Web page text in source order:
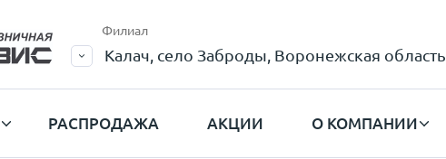
Филиал
Калач, село Заброды, Воронежская область
РАСПРОДАЖА АКЦИИ О КОМПАНИИ